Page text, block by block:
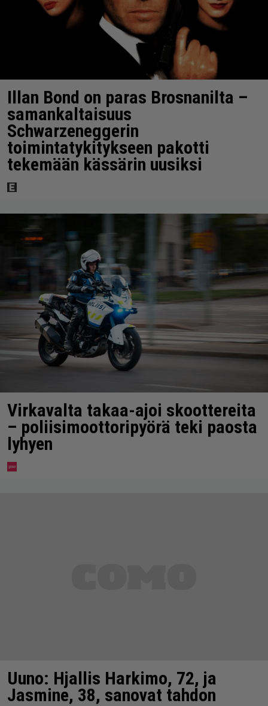
Illan Bond on paras Brosnanilta –
samankaltaisuus
Schwarzeneggerin
toimintatykitykseen pakotti
tekemään kässärin uusiksi
Virkavalta takaa-ajoi skoottereita
– poliisimoottoripyörä teki paosta
lyhyen
Uuno: Hjallis Harkimo, 72, ja
Jasmine, 38, sanovat tahdon